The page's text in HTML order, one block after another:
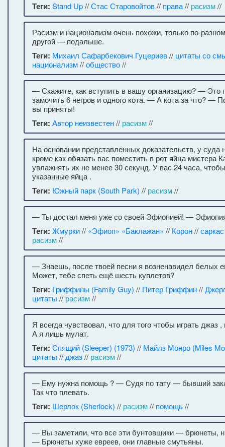
Теги: Stand Up//Стас Старовойтов// права// расизм//
Расизм и национализм очень похожи, только по-
другой — подальше.
Теги: Михаил Сафарбекович Гуцериев// цитаты со
национализм//общество//
— Скажите, как вступить в вашу организацию? — Это
замочить 6 негров и одного кота. — А кота за что? —
вы приняты!
Теги: Автор неизвестен// расизм//
На основании представленных доказательств, у суда
кроме как обязать вас поместить в рот яйца мистера
увлажнять их не менее 30 секунд. У вас 24 часа,
указанные яйца .
Теги: Южный парк (South Park) // расизм//
— Ты достал меня уже со своей Эфиопией! —
Теги: Жмурки// «Эфиоп» «Баклажан» // Корон//
расизм//
— Знаешь, после твоей песни я возненавидел
Может, тебе спеть ещё шесть куплетов?
Теги: Гриффины (Family Guy) // Питер Гриффин//
цитаты // расизм//
Я всегда чувствовал, что для того чтобы играть
А я лишь мулат.
Теги: Спящий (Sleeper) (1973) // Майлз Монро (Miles
цитаты // джаз// расизм//
— Ему нужна помощь ? — Судя по тату — бывший
Так что плевать.
Теги: Шерлок (Sherlock) // расизм// помощь//
— Вы заметили, что все эти бунтовщики — брюнеты,
— Брюнеты хуже евреев, они главные смутьяны.